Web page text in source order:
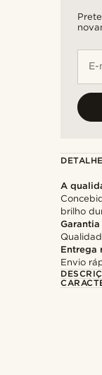
E-
A
brilho
Entrega
Envio